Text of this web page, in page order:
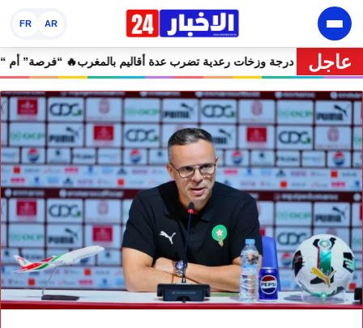
AR
FR
عاجل
إنذارية.. موجة حر تصل إلى 47 درجة وزخات رعدية تضرب عدة أقاليم بالمغرب